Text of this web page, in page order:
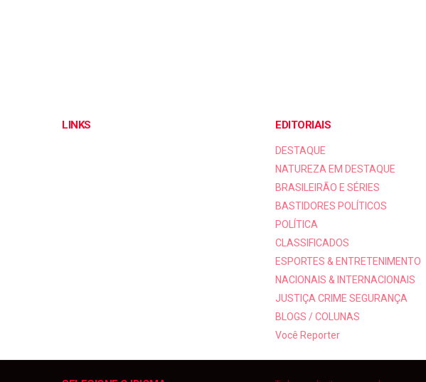
LINKS EDITORIAIS
DESTAQUE
NATUREZA EM DESTAQUE
BRASILEIRÃO E SÉRIES
BASTIDORES POLÍTICOS
POLÍTICA
CLASSIFICADOS
ESPORTES & ENTRETENIMENTO
NACIONAIS & INTERNACIONAIS
JUSTIÇA CRIME SEGURANÇA
BLOGS / COLUNAS
Você Reporter